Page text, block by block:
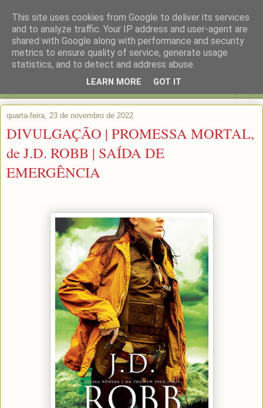
quarta-feira, 23 de novembro de 2022
DIVULGAÇÃO | PROMESSA MORTAL,
de J.D. ROBB | SAÍDA DE
EMERGÊNCIA
This site uses cookies from Google to deliver its services
and to analyze traffic. Your IP address and user-agent are
shared with Google along with performance and security
metrics to ensure quality of service, generate usage
statistics, and to detect and address abuse.
LEARN MORE GOT IT